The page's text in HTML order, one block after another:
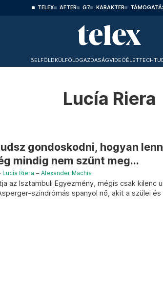
TELEX AFTER G7 KARAKTER
BELFÖLDKÜLFÖLDGAZDASÁGVIDEÓÉLET
Lucía Riera
gondoskodni, hogyan
mindig nem szűnt meg...
Lucía Riera – Alexander Machia
az Isztambuli Egyezmény, mégis csak kilenc
szindrómás spanyol nő, akit a szülei és